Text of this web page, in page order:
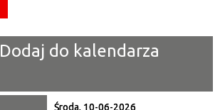
Organizator
Promowane
Dodaj do kalendarza
Środa, 10-06-2026